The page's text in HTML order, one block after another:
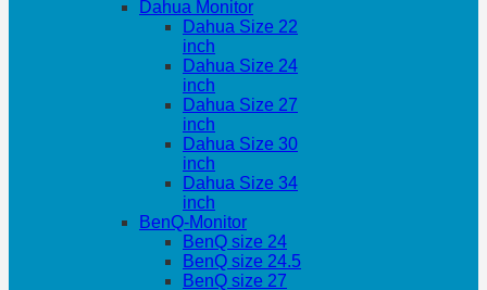
Dahua Monitor
Dahua Size 22
inch
Dahua Size 24
inch
Dahua Size 27
inch
Dahua Size 30
inch
Dahua Size 34
inch
BenQ-Monitor
BenQ size 24
BenQ size 24.5
BenQ size 27